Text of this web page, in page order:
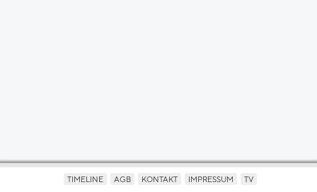
TIMELINE AGB KONTAKT IMPRESSUM TV